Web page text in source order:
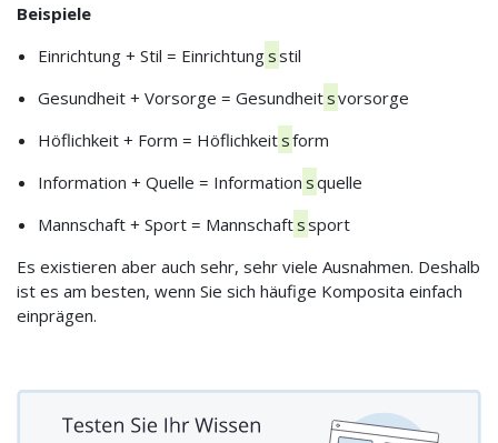
Beispiele
Einrichtung + Stil = Einrichtungsstil
Gesundheit + Vorsorge = Gesundheitsvorsorge
Höflichkeit + Form = Höflichkeitsform
Information + Quelle = Information squelle
Mannschaft + Sport = Mannschaftssport
Es existieren aber auch sehr, sehr viele Ausnahmen. Deshalb
ist es am besten, wenn Sie sich häufige Komposita einfach
einprägen.